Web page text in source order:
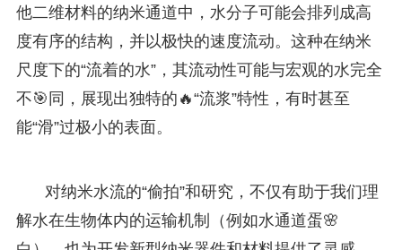
他二维材料的纳米通道中，水分子可能会排列成高
度有序的结构，并以极快的速度流动。这种在纳米
尺度下的“流着的水”，其流动性可能与宏观的水完全
不🎯同，展现出独特的🔥“流浆”特性，有时甚至
能“滑”过极小的表面。
对纳米水流的“偷拍”和研究，不仅有助于我们理
解水在生物体内的运输机制（例如水通道蛋🌸